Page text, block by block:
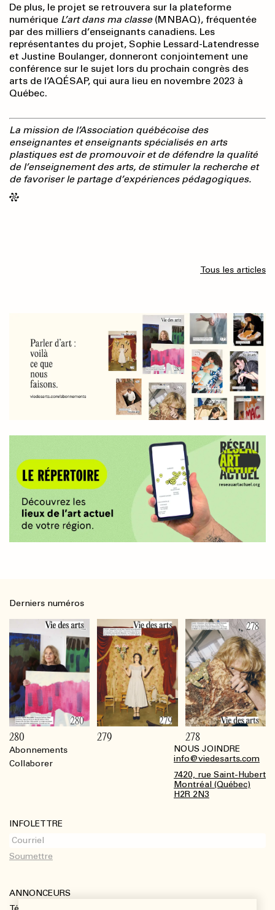
De plus, le projet se retrouvera sur la plateforme
numérique L’art dans ma classe(MNBAQ), fréquentée
par des milliers d’enseignants canadiens. Les
représentantes du projet, Sophie Lessard-Latendresse
et Justine Boulanger, donneront conjointement une
conférence sur le sujet lors du prochain congrès des
arts de l’AQÉSAP, qui aura lieu en novembre 2023 à
Québec.
La mission de l’Association québécoise des
enseignantes et enseignants spécialisés en arts
plastiques est de promouvoir et de défendre la qualité
de l’enseignement des arts, de stimuler la recherche et
de favoriser le partage d’expériences pédagogiques.
Tous les articles
Abonnements
Collaborer
NOUS JOINDRE
info@viedesarts.com
7420, rue Saint-Hubert
Montréal (Québec)
H2R 2N3
INFOLETTRE
ANNONCEURS
Derniers numéros
280 279 278